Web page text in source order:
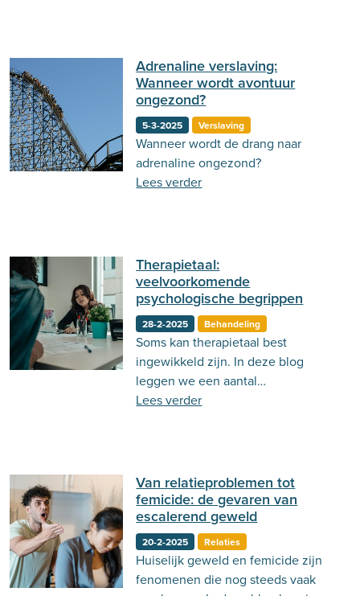
Adrenaline verslaving:
Wanneer wordt avontuur
ongezond?
5-3-2025 Verslaving
Wanneer wordt de drang naar
adrenaline ongezond?
Lees verder
Therapietaal:
veelvoorkomende
psychologische begrippen
28-2-2025 Behandeling
Soms kan therapietaal best
ingewikkeld zijn. In deze blog
leggen we een aantal
veelvoorkomende termen uit!
Lees verder
Van relatieproblemen tot
femicide: de gevaren van
escalerend geweld
20-2-2025 Relaties
Huiselijk geweld en femicide zijn
fenomenen die nog steeds vaak